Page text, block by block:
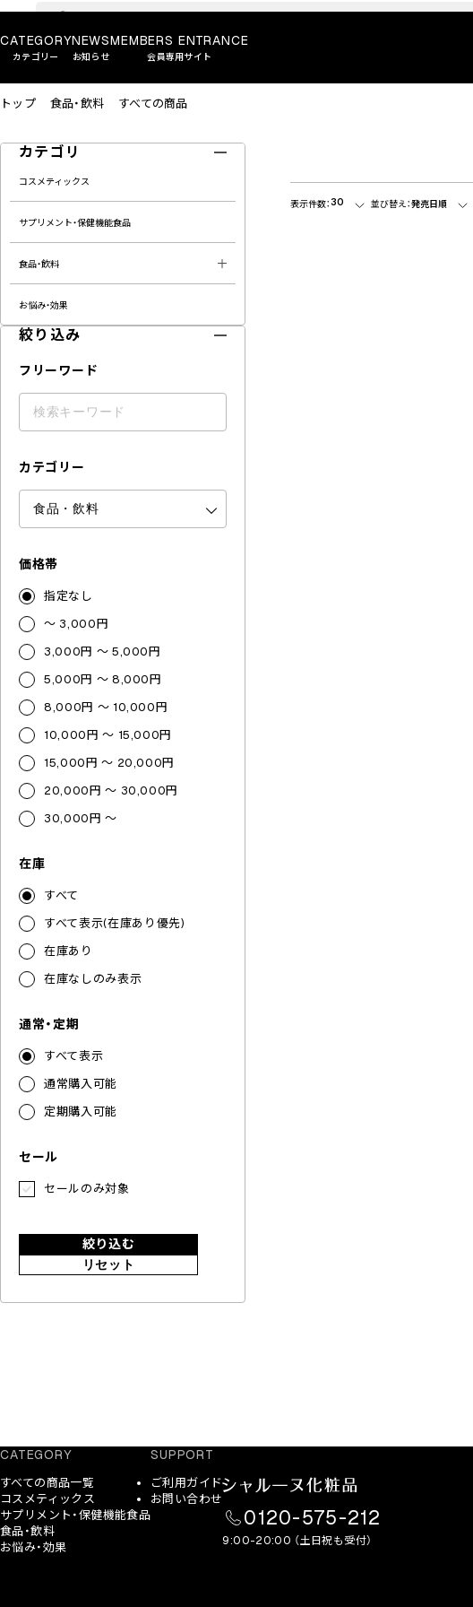
CATEGORY
カテゴリー
NEWS
お知らせ
MEMBERS ENTRANCE
会員専用サイト
トップ 食品・飲料 すべての商品
カテゴリ
コスメティックス
サプリメント・保健機能食品
食品・飲料
お悩み・効果
絞り込み
フリーワード
カテゴリー
価格帯
指定なし
～ 3,000円
3,000円 ～ 5,000円
5,000円 ～ 8,000円
8,000円 ～ 10,000円
10,000円 ～ 15,000円
15,000円 ～ 20,000円
20,000円 ～ 30,000円
30,000円 ～
在庫
すべて
すべて表示(在庫あり優先)
在庫あり
在庫なしのみ表示
通常・定期
すべて表示
通常購入可能
定期購入可能
セール
セールのみ対象
絞り込む
リセット
表示件数：30 並び替え：発売日順
CATEGORY
すべての商品一覧
コスメティックス
サプリメント・保健機能食品
食品・飲料
お悩み・効果
SUPPORT
ご利用ガイド
お問い合わせ
0120-575-212
9:00-20:00 （土日祝も受付）